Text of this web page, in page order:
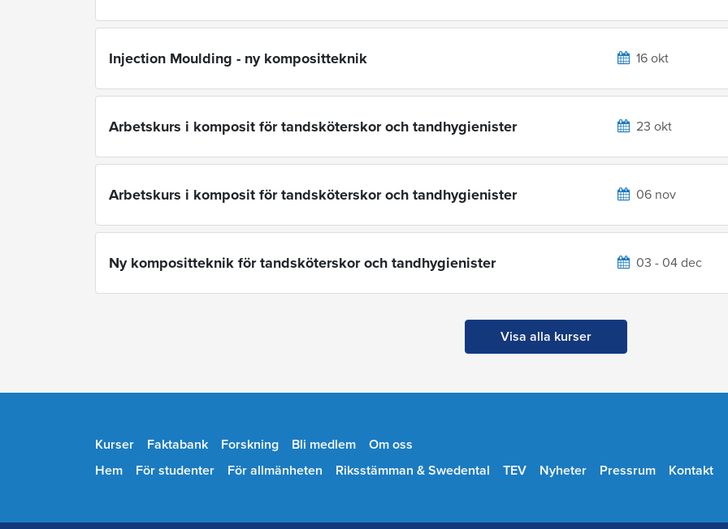
Injection Moulding - ny kompositteknik 16 okt
Arbetskurs i komposit för tandsköterskor och tandhygienister 23 okt
Arbetskurs i komposit för tandsköterskor och tandhygienister 06 nov
Ny kompositteknik för tandsköterskor och tandhygienister 03 - 04 dec
Visa alla kurser
Kurser Faktabank Forskning Bli medlem
Om oss
Hem
För studenter För allmänheten Riksstämman & Swedental TEV Nyheter Pressrum Kontakt